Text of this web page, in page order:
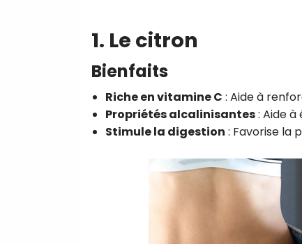
1. Le citron
Bienfaits
Riche en vitamine C : Aide à
Propriétés alcalinisantes: Aide à
Stimule la digestion : Favorise la